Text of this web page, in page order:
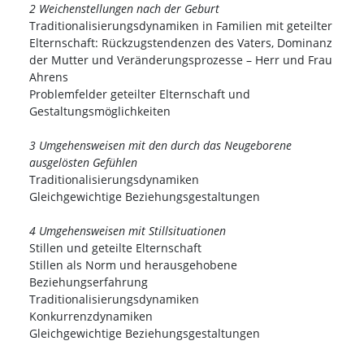
2 Weichenstellungen nach der Geburt
Traditionalisierungsdynamiken in Familien mit geteilter
Elternschaft: Rückzugstendenzen des Vaters, Dominanz
der Mutter und Veränderungsprozesse – Herr und Frau
Ahrens
Problemfelder geteilter Elternschaft und
Gestaltungsmöglichkeiten
3 Umgehensweisen mit den durch das Neugeborene
ausgelösten Gefühlen
Traditionalisierungsdynamiken
Gleichgewichtige Beziehungsgestaltungen
4 Umgehensweisen mit Stillsituationen
Stillen und geteilte Elternschaft
Stillen als Norm und herausgehobene
Beziehungserfahrung
Traditionalisierungsdynamiken
Konkurrenzdynamiken
Gleichgewichtige Beziehungsgestaltungen